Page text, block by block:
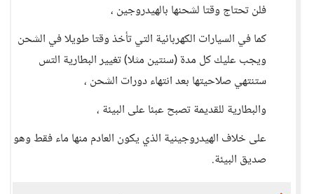
فلن تحتاج وقتا لشحنها بالهيدروجين ،
كما في السيارات الكهربائية التي تأخذ وقتا طويلا في الشحن
ويجب عليك كل مدة (سنتين مثلا) تغيير البطارية التس
ستنتهي صلاحيتها بعد انتهاء دورات الشحن ،
والبطارية للقديمة تصبح عبئا على البيئة ،
على خلاف الهيدروجينية الذي يكون العادم منها ماء فقط وهو
صديق البيئة.